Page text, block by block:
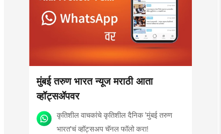
मुंबई तरुण भारत न्यूज मराठी आता
व्हॉट्सॲपवर
कृतिशील वाचकांचे कृतिशील दैनिक 'मुंबई तरुण
भारत'चं व्हॉट्सअप चॅनल फॉलो करा!